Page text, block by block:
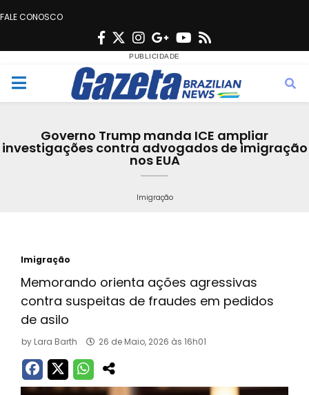
FALE CONOSCO
F
c
e
o
T
w
i
t
e
r
n
s
t
g
r
a
m
G
o
o
g
e
Y
u
t
b
s
M
n
Governo Trump manda ICE ampliar
investigações contra advogados de imigração
nos EUA
Imigração
Imigração
Memorando orienta ações agressivas
contra suspeitas de fraudes em pedidos
de asilo
by Lara Barth 26 de Maio, 2026 às 16h01